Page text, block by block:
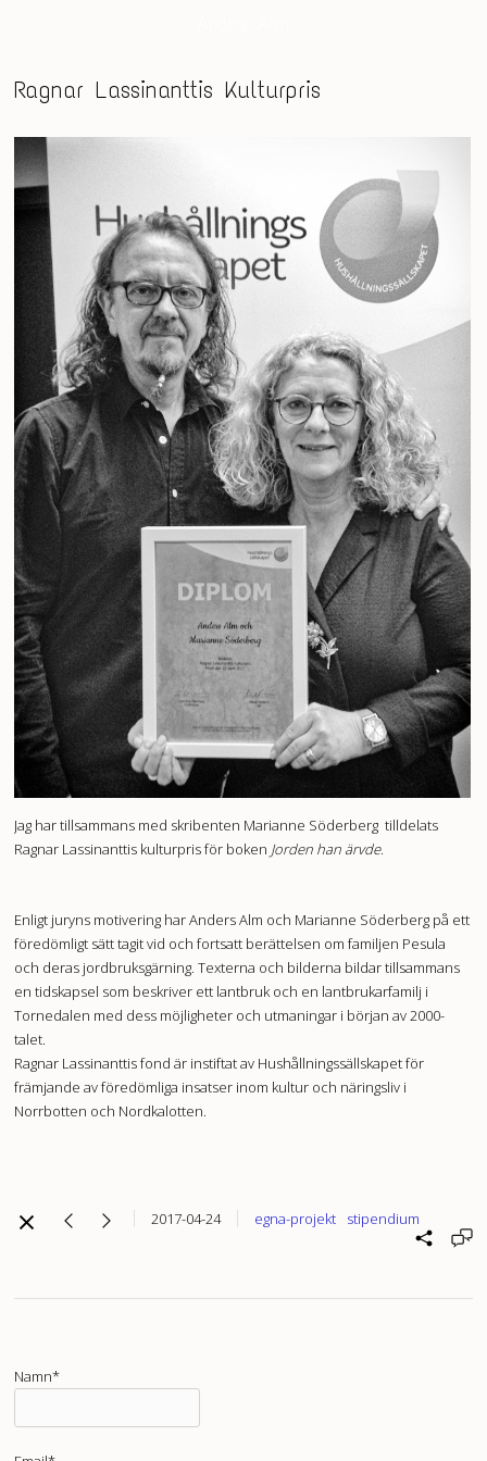
Ragnar Lassinanttis Kulturpris
Jag har tillsammans med skribenten Marianne Söderberg tilldelats
Ragnar Lassinanttis kulturpris för boken Jorden han ärvde.
Enligt juryns motivering har Anders Alm och Marianne Söderberg på ett
föredömligt sätt tagit vid och fortsatt berättelsen om familjen Pesula
och deras jordbruksgärning. Texterna och bilderna bildar tillsammans
en tidskapsel som beskriver ett lantbruk och en lantbrukarfamilj i
Tornedalen med dess möjligheter och utmaningar i början av 2000-
talet.
Ragnar Lassinanttis fond är instiftat av Hushållningssällskapet för
främjande av föredömliga insatser inom kultur och näringsliv i
Norrbotten och Nordkalotten.
2017-04-24 egna-projekt stipendium
Namn*